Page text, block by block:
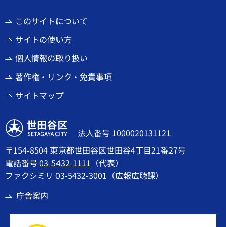
このサイトについて
サイトの使い方
個人情報の取り扱い
著作権・リンク・免責事項
サイトマップ
世田谷区
法人番号 1000020131121
〒154-8504 東京都世田谷区世田谷4丁目21番27号
電話番号03-5432-1111 （代表）
ファクシミリ 03-5432-3001（広報広聴課）
庁舎案内